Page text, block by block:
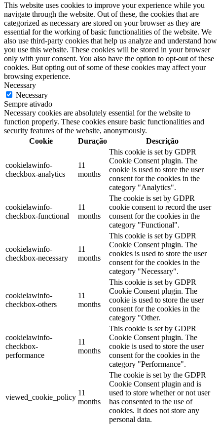
This website uses cookies to improve your experience while you
navigate through the website. Out of these, the cookies that are
categorized as necessary are stored on your browser as they are
essential for the working of basic functionalities of the website. We
also use third-party cookies that help us analyze and understand how
you use this website. These cookies will be stored in your browser
only with your consent. You also have the option to opt-out of these
cookies. But opting out of some of these cookies may affect your
browsing experience.
Necessary
Necessary
Sempre ativado
Necessary cookies are absolutely essential for the website to
function properly. These cookies ensure basic functionalities and
security features of the website, anonymously.
Cookie
Duração Descrição
cookielawinfo-
checkbox-analytics
11
months
This cookie is set by GDPR
Cookie Consent plugin. The
cookie is used to store the user
consent for the cookies in the
category "Analytics".
cookielawinfo-
checkbox-functional
11
months
The cookie is set by GDPR
cookie consent to record the user
consent for the cookies in the
category "Functional".
cookielawinfo-
checkbox-necessary
11
months
This cookie is set by GDPR
Cookie Consent plugin. The
cookies is used to store the user
consent for the cookies in the
category "Necessary".
cookielawinfo-
checkbox-others
11
months
This cookie is set by GDPR
Cookie Consent plugin. The
cookie is used to store the user
consent for the cookies in the
category "Other.
cookielawinfo-
checkbox-
performance
11
months
This cookie is set by GDPR
Cookie Consent plugin. The
cookie is used to store the user
consent for the cookies in the
category "Performance".
viewed_cookie_policy
11
months
The cookie is set by the GDPR
Cookie Consent plugin and is
used to store whether or not user
has consented to the use of
cookies. It does not store any
personal data.